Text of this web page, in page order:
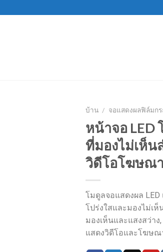
บ้าน / จอแสดงผลฟิล์มกร
หน้าจอ LED
ที่มองไม่เห็น
วิดีโอโฆษณ
โมดูลจอแสดงผล
โปร่งใสและมองไม่เ
มองเห็นและแสงสว่า
แสดงวิดีโอและโฆษณ